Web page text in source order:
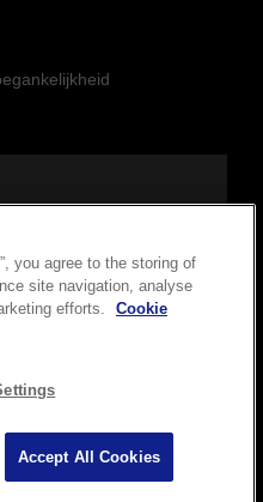
Corporation. Alle rechten
you agree to the storing of
site navigation, analyse
efforts.
Cookie
Accept All Cookies